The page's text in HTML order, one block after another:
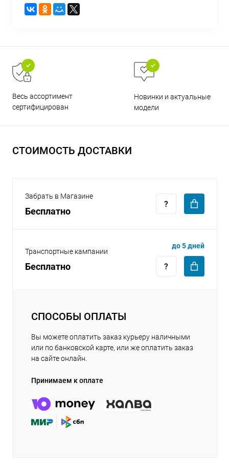
Весь ассортимент
сертифицирован
Новинки и актуальные
модели
СТОИМОСТЬ ДОСТАВКИ
Забрать в Магазине
Бесплатно
Транспортные кампании
Бесплатно
до 5 дней
СПОСОБЫ ОПЛАТЫ
Вы можете оплатить заказ курьеру наличными
или по банковской карте, или же оплатить заказ
на сайте онлайн.
Принимаем к оплате